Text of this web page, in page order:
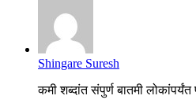
Shingare Suresh
कमी शब्दांत संपुर्ण बातमी